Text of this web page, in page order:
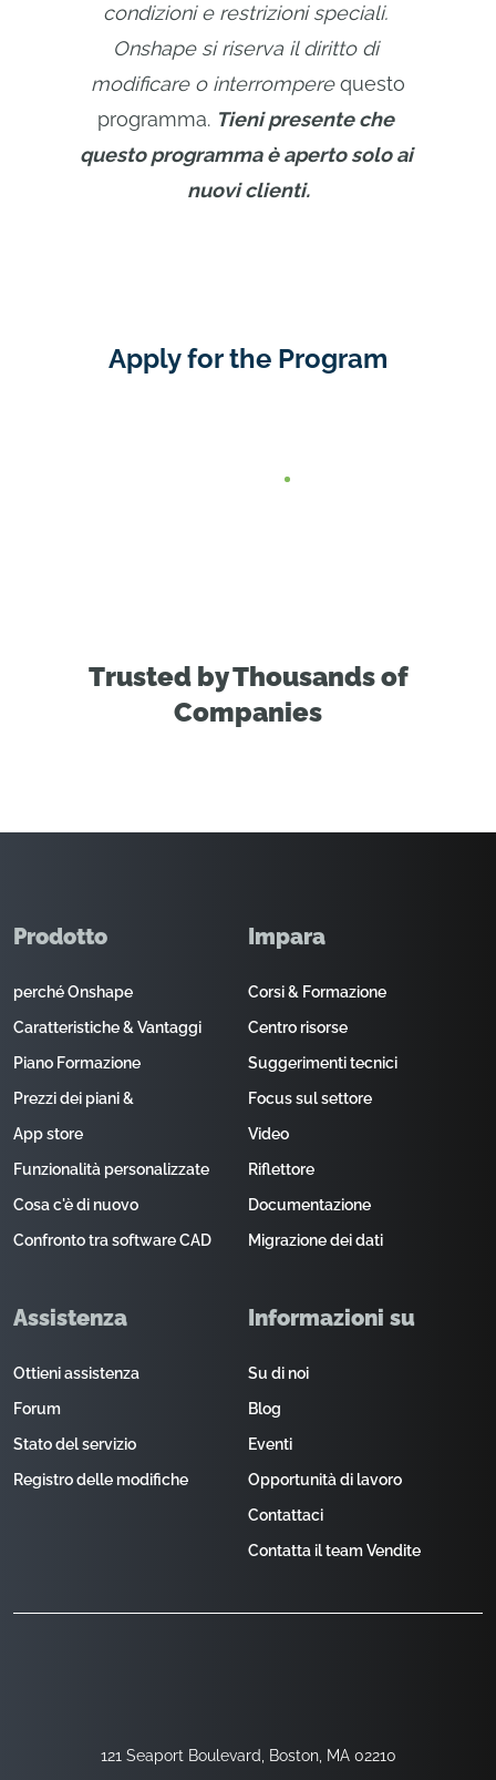
condizioni e restrizioni speciali.
Onshape si riserva il diritto di
modificare o interromperequesto
programma. Tieni presente che
questo programma è aperto solo ai
nuovi clienti.
Apply for the Program
Trusted by Thousands of
Companies
121 Seaport Boulevard, Boston, MA 02210
Prodotto
perché Onshape
Caratteristiche & Vantaggi
Piano Formazione
Prezzi dei piani &
App store
Funzionalità personalizzate
Cosa c'è di nuovo
Confronto tra software CAD
Impara
Corsi & Formazione
Centro risorse
Suggerimenti tecnici
Focus sul settore
Video
Riflettore
Documentazione
Migrazione dei dati
Assistenza
Ottieni assistenza
Forum
Stato del servizio
Registro delle modifiche
Informazioni su
Su di noi
Blog
Eventi
Opportunità di lavoro
Contattaci
Contatta il team Vendite